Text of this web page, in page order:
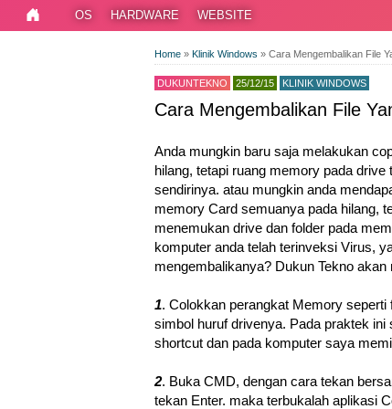
OS HARDWARE WEBSITE
Home » Klinik Windows » Cara Mengembalikan File
DUKUNTEKNO 25/12/15 KLINIK WINDOWS
Cara Mengembalikan File
Anda mungkin baru saja melakukan
hilang, tetapi ruang memory pada
sendirinya. atau mungkin anda
memory Card semuanya pada hilang,
menemukan drive dan folder pada
komputer anda telah terinveksi Virus,
mengembalikanya? Dukun Tekno
1. Colokkan perangkat Memory
simbol huruf drivenya. Pada praktek
shortcut dan pada komputer saya
2. Buka CMD, dengan cara tekan
tekan Enter. maka terbukalah aplikasi